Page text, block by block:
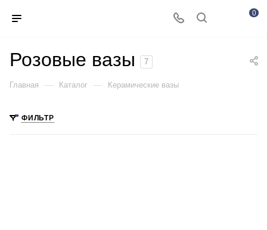
0
Розовые вазы 7
Главная — Каталог — Керамические вазы
ФИЛЬТР